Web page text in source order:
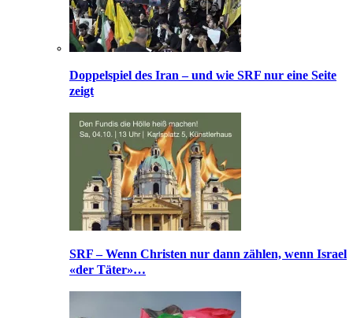
Doppelspiel des Iran – und wie SRF nur eine Seite
zeigt
SRF – Wenn Christen nur dann zählen, wenn Israel
«der Täter»…